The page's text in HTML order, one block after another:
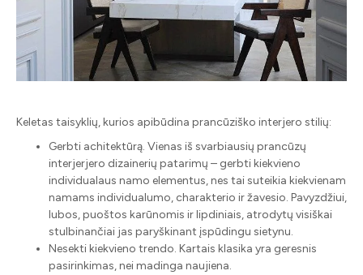
Keletas taisyklių, kurios apibūdina prancūziško interjero stilių:
Gerbti achitektūrą. Vienas iš svarbiausių prancūzų
interjerjero dizainerių patarimų – gerbti kiekvieno
individualaus namo elementus, nes tai suteikia kiekvienam
namams individualumo, charakterio ir žavesio. Pavyzdžiui,
lubos, puoštos karūnomis ir lipdiniais, atrodytų visiškai
stulbinančiai jas paryškinant įspūdingu sietynu.
Nesekti kiekvieno trendo. Kartais klasika yra geresnis
pasirinkimas, nei madinga naujiena.